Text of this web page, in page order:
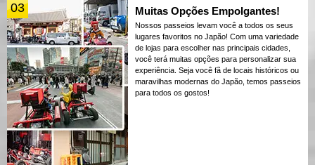
03 Muitas Opções Empolgantes!
Nossos passeios levam você a todos os seus
lugares favoritos no Japão! Com uma variedade
de lojas para escolher nas principais cidades,
você terá muitas opções para personalizar sua
experiência. Seja você fã de locais históricos ou
maravilhas modernas do Japão, temos passeios
para todos os gostos!